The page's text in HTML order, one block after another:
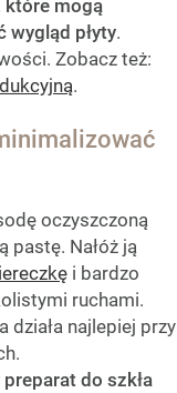
które mogą
wygląd płyty.
Zobacz też:
.
oczyszczoną
pastę. Nałóż ją
i bardzo
ruchami.
działa najlepiej przy
do szkła